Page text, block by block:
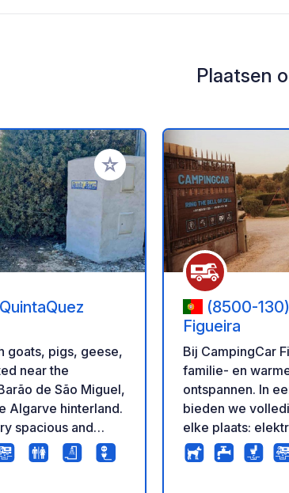
Plaatsen
Voeg toe aan je favorieten
goats, pigs, geese,
near the
de São Miguel,
Algarve hinterland.
spacious and
and lush
has an electricity
(8500-
Figueira
Bij CampingCar
familie- en
ontspannen. In
bieden we
elke plaats:
afvalwaterafvoer
de sanitaire